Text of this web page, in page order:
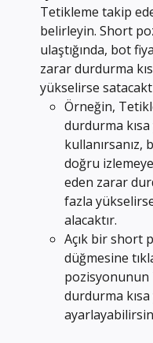
Tetikleme takip
belirleyin. Short
ulaştığında, bot
zarar durdurma
yükselirse
Örneğin,
durdurma
kullanırsanız,
doğru
eden zarar
fazla
alacaktır.
Açık bir short
düğmesine
pozisyonunun
durdurma